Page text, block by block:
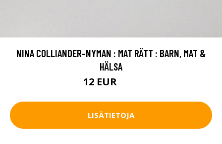
NINA COLLIANDER-NYMAN : MAT RÄTT : BARN, MAT &
HÄLSA
12 EUR
LISÄTIETOJA